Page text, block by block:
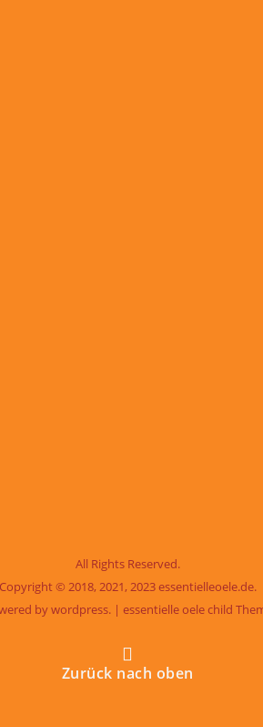
All Rights Reserved.
Copyright © 2018, 2021, 2023 essentielleoele.de.
by wordpress. | essentielle oele child
Zurück nach oben